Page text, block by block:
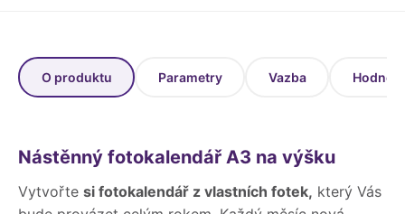
O produktu Parametry Vazba
Nástěnný fotokalendář A3 na výšku
Vytvořte si fotokalendář z vlastních fotek, který Vás